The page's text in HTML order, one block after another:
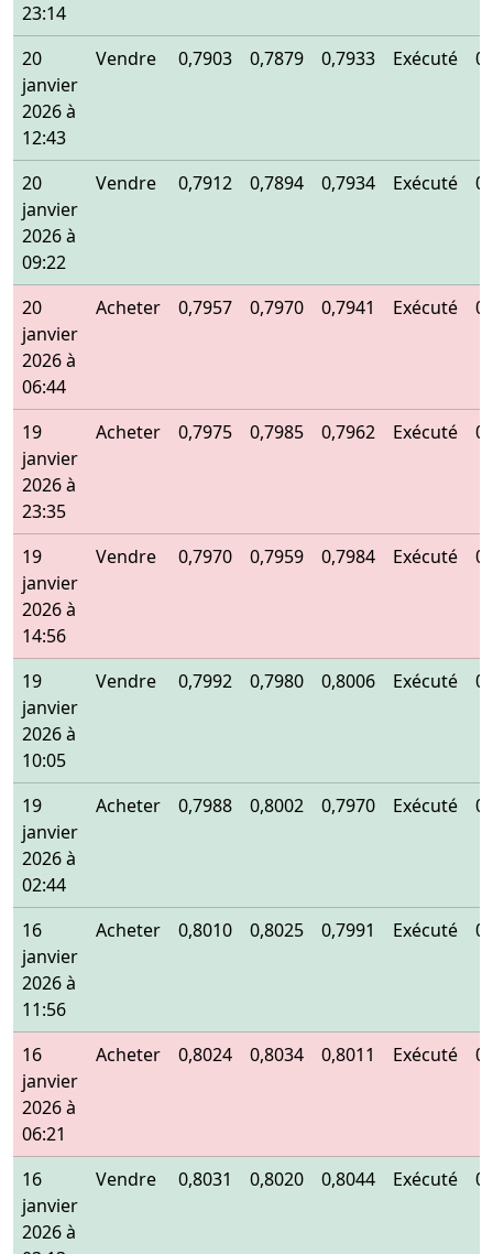
23:14
20
janvier
2026 à
12:43
Vendre 0,7903 0,7879 0,7933 Exécuté
20
janvier
2026 à
09:22
Vendre 0,7912 0,7894 0,7934 Exécuté
20
janvier
2026 à
06:44
Acheter 0,7957 0,7970 0,7941 Exécuté
19
janvier
2026 à
23:35
Acheter 0,7975 0,7985 0,7962 Exécuté
19
janvier
2026 à
14:56
Vendre 0,7970 0,7959 0,7984 Exécuté
19
janvier
2026 à
10:05
Vendre 0,7992 0,7980 0,8006 Exécuté
19
janvier
2026 à
02:44
Acheter 0,7988 0,8002 0,7970 Exécuté
16
janvier
2026 à
11:56
Acheter 0,8010 0,8025 0,7991 Exécuté
16
janvier
2026 à
06:21
Acheter 0,8024 0,8034 0,8011 Exécuté
16
janvier
2026 à
Vendre 0,8031 0,8020 0,8044 Exécuté